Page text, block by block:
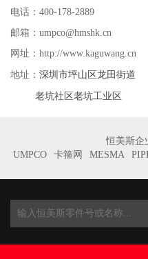
电话：400-178-2889
邮箱：umpco@hmshk.cn
网址：http://www.kaguwang.cn
地址： 深圳市坪山区龙田街道
老坑社区老坑工业区
恒美斯企
UMPCO
卡箍网 MESMA